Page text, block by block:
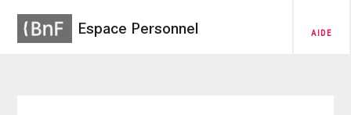
Espace Personnel AIDE